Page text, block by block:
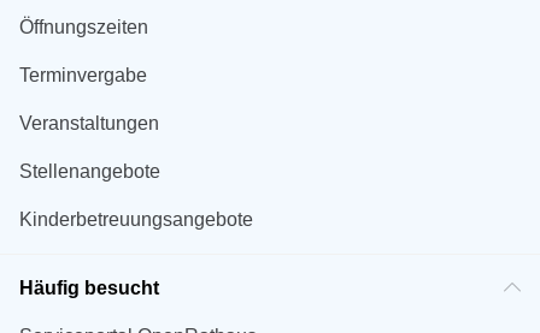
Öffnungszeiten
Terminvergabe
Veranstaltungen
Stellenangebote
Kinderbetreuungsangebote
Häufig besucht